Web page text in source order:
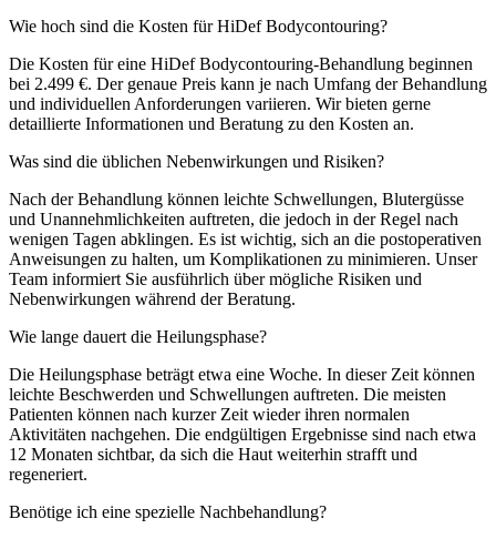
Wie hoch sind die Kosten für HiDef Bodycontouring?
Die Kosten für eine HiDef Bodycontouring-Behandlung beginnen
bei 2.499 €. Der genaue Preis kann je nach Umfang der Behandlung
und individuellen Anforderungen variieren. Wir bieten gerne
detaillierte Informationen und Beratung zu den Kosten an.
Was sind die üblichen Nebenwirkungen und Risiken?
Nach der Behandlung können leichte Schwellungen, Blutergüsse
und Unannehmlichkeiten auftreten, die jedoch in der Regel nach
wenigen Tagen abklingen. Es ist wichtig, sich an die postoperativen
Anweisungen zu halten, um Komplikationen zu minimieren. Unser
Team informiert Sie ausführlich über mögliche Risiken und
Nebenwirkungen während der Beratung.
Wie lange dauert die Heilungsphase?
Die Heilungsphase beträgt etwa eine Woche. In dieser Zeit können
leichte Beschwerden und Schwellungen auftreten. Die meisten
Patienten können nach kurzer Zeit wieder ihren normalen
Aktivitäten nachgehen. Die endgültigen Ergebnisse sind nach etwa
12 Monaten sichtbar, da sich die Haut weiterhin strafft und
regeneriert.
Benötige ich eine spezielle Nachbehandlung?